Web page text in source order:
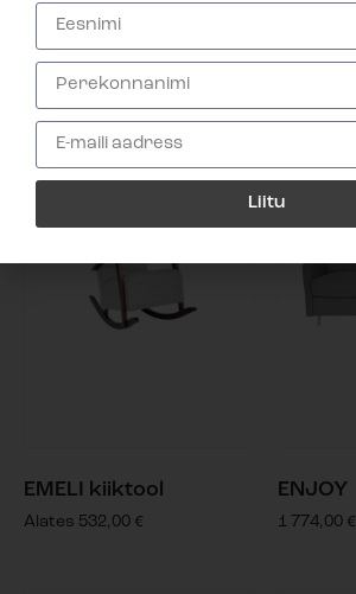
Alates351,00
EMELI kiiktool
Alates 532,00 €
ENJOY
1 774,00 €
Liitu